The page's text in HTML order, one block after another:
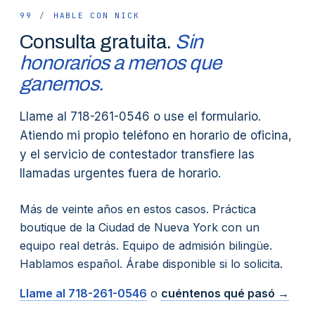
99 / HABLE CON NICK
Consulta gratuita. Sin
honorarios a menos que
ganemos.
Llame al 718-261-0546 o use el formulario.
Atiendo mi propio teléfono en horario de oficina,
y el servicio de contestador transfiere las
llamadas urgentes fuera de horario.
Más de veinte años en estos casos. Práctica
boutique de la Ciudad de Nueva York con un
equipo real detrás. Equipo de admisión bilingüe.
Hablamos español. Árabe disponible si lo solicita.
Llame al 718-261-0546 o cuéntenos qué pasó →